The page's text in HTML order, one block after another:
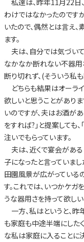
私達は、昨年11月22日
わけではなかったのです
いたので、偶然とは言え
ます。
夫は、自分では気づい
なかなか断れない不器用
断り切れず、(そういう私
どちらも結果はオーラ
欲しいと思うことがあり
いのですが、夫はお酒が
をすれば?」と提案しても
注いでもらっています。
夫は、近くで宴会がある
子になったと言っていま
田園風景が広がっている
す。これでは、いつかケガ
うな器用さを持って欲しい
一方、私はというと、
も家庭も中途半端にした
な私は家庭に入ることに